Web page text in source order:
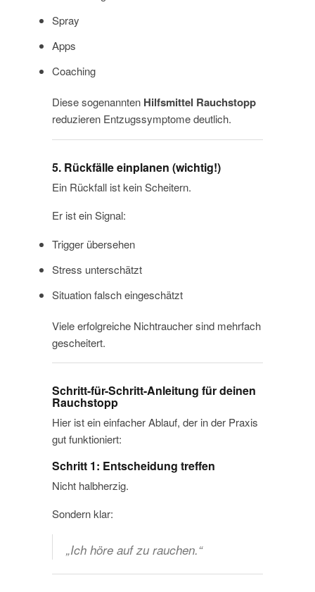
Spray
Apps
Coaching
Diese sogenannten Hilfsmittel Rauchstopp
reduzieren Entzugssymptome deutlich.
5. Rückfälle einplanen (wichtig!)
Ein Rückfall ist kein Scheitern.
Er ist ein Signal:
Trigger übersehen
Stress unterschätzt
Situation falsch eingeschätzt
Viele erfolgreiche Nichtraucher sind mehrfach
gescheitert.
Schritt-für-Schritt-Anleitung für deinen
Rauchstopp
Hier ist ein einfacher Ablauf, der in der Praxis
gut funktioniert:
Schritt 1: Entscheidung treffen
Nicht halbherzig.
Sondern klar:
„Ich höre auf zu rauchen.“